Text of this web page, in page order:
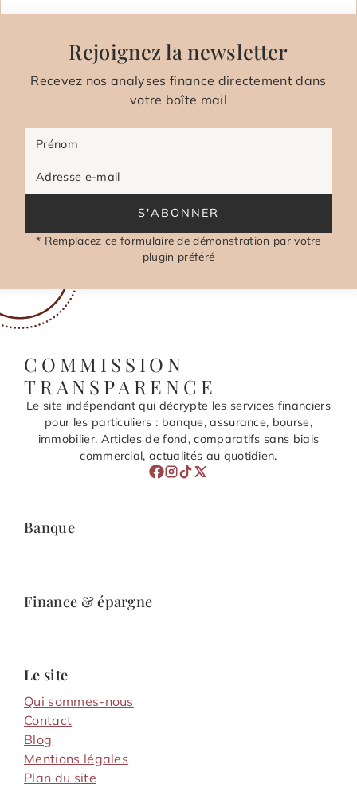
Rejoignez la newsletter
Recevez nos analyses finance directement dans
votre boîte mail
Prénom
Adresse e-mail
S'ABONNER
* Remplacez ce formulaire de démonstration par votre
plugin préféré
COMMISSION
TRANSPARENCE
Le site indépendant qui décrypte les services financiers
pour les particuliers : banque, assurance, bourse,
immobilier. Articles de fond, comparatifs sans biais
commercial, actualités au quotidien.
Banque
Finance & épargne
Le site
Qui sommes-nous
Contact
Blog
Mentions légales
Plan du site